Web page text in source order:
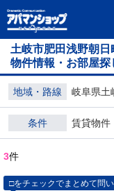
土岐市肥田浅野朝
物件情報・お部屋探
地域・路線 岐阜県土
条件 賃貸物件
3件
□をチェックでまとめて問